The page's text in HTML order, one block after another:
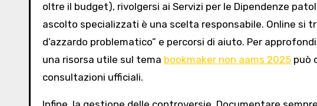
oltre il budget), rivolgersi ai Servizi per le Dipendenze
ascolto specializzati è una scelta responsabile. Online si
d’azzardo problematico” e percorsi di aiuto. Per
una risorsa utile sul tema bookmaker non aams 2025 può
consultazioni ufficiali.